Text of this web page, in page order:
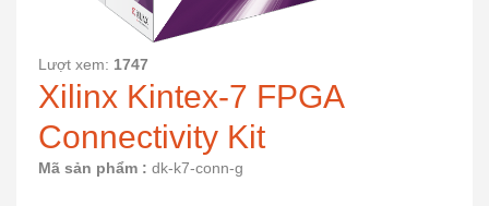
Lượt xem: 1747
Xilinx Kintex-7 FPGA
Connectivity Kit
Mã sản phẩm : dk-k7-conn-g